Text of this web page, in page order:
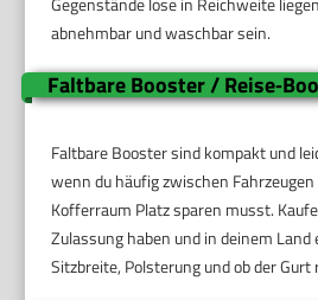
abnehmbar und waschbar sein.
Faltbare Booster /
Faltbare Booster sind kompakt und
wenn du häufig zwischen
Kofferraum Platz sparen musst.
Zulassung haben und in deinem
Sitzbreite, Polsterung und ob der